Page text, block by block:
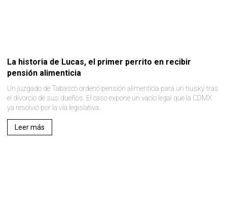
La historia de Lucas, el primer perrito en recibir
pensión alimenticia
Un juzgado de Tabasco ordenó pensión alimenticia para un husky tras
el divorcio de sus dueños. El caso expone un vacío legal que la CDMX
ya resolvió por la vía legislativa..
Leer más